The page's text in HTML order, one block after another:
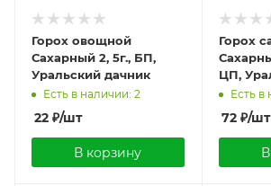
Горох овощной
Сахарный 2, 5г., БП,
Уральский дачник
Есть в наличии: 2
22 ₽/шт
В корзину
Горох
ЦП,
Есть в
72₽/шт